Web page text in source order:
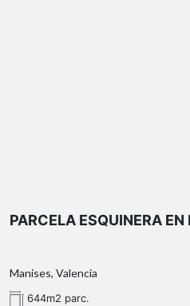
PARCELA ESQUINERA
Manises, Valencia
644m2 parc.